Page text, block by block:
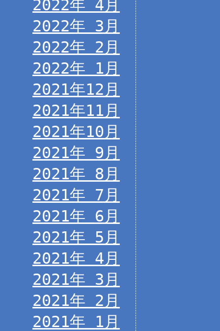
2022年 4月
2022年 3月
2022年 2月
2022年 1月
2021年12月
2021年11月
2021年10月
2021年 9月
2021年 8月
2021年 7月
2021年 6月
2021年 5月
2021年 4月
2021年 3月
2021年 2月
2021年 1月